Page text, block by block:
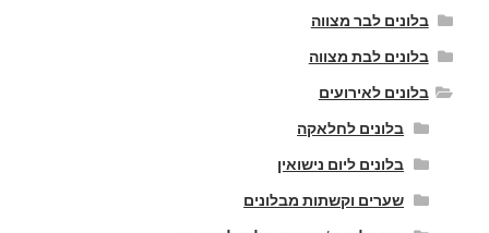
בלונים לבר מצווה
בלונים לבת מצווה
בלונים לאירועים
בלונים לחלאקה
בלונים ליום נישואין
שערים וקשתות מבלונים